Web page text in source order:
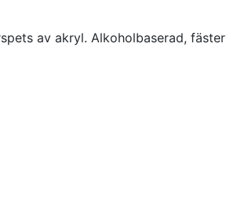
av akryl. Alkoholbaserad, fäster